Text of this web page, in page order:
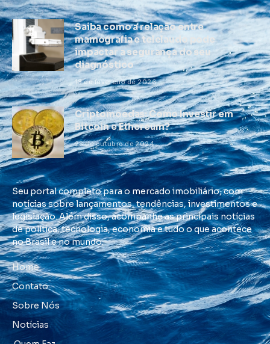
Saiba como a relação entre
mamografia e telelaudo pode
impactar a segurança do seu
diagnóstico
13 de fevereiro de 2026
Criptomoedas: Como Investir em
Bitcoin e Ethereum?
28 de outubro de 2024
Seu portal completo para o mercado imobiliário, com
notícias sobre lançamentos, tendências, investimentos e
legislação. Além disso, acompanhe as principais notícias
de política, tecnologia, economia e tudo o que acontece
no Brasil e no mundo.
Home
Contato
Sobre Nós
Notícias